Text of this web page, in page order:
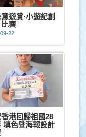
意遊賞·小遊記創
賽
22
香港回歸祖國28
填色暨海報設計